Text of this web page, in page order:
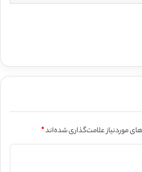
موردنیاز علامت‌گذاری شده‌اند*